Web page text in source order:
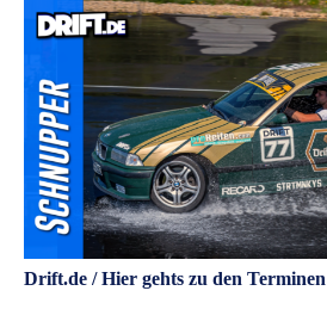
Drift.de / Hier gehts zu den Terminen